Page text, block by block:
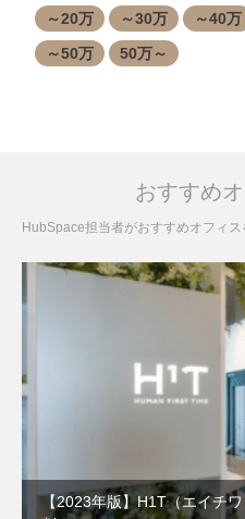
～20万
～30万
～40万
～50万
50万～
おすすめ
HubSpace担当者がおすすめオフィス
【2023年版】H1T（エイチ